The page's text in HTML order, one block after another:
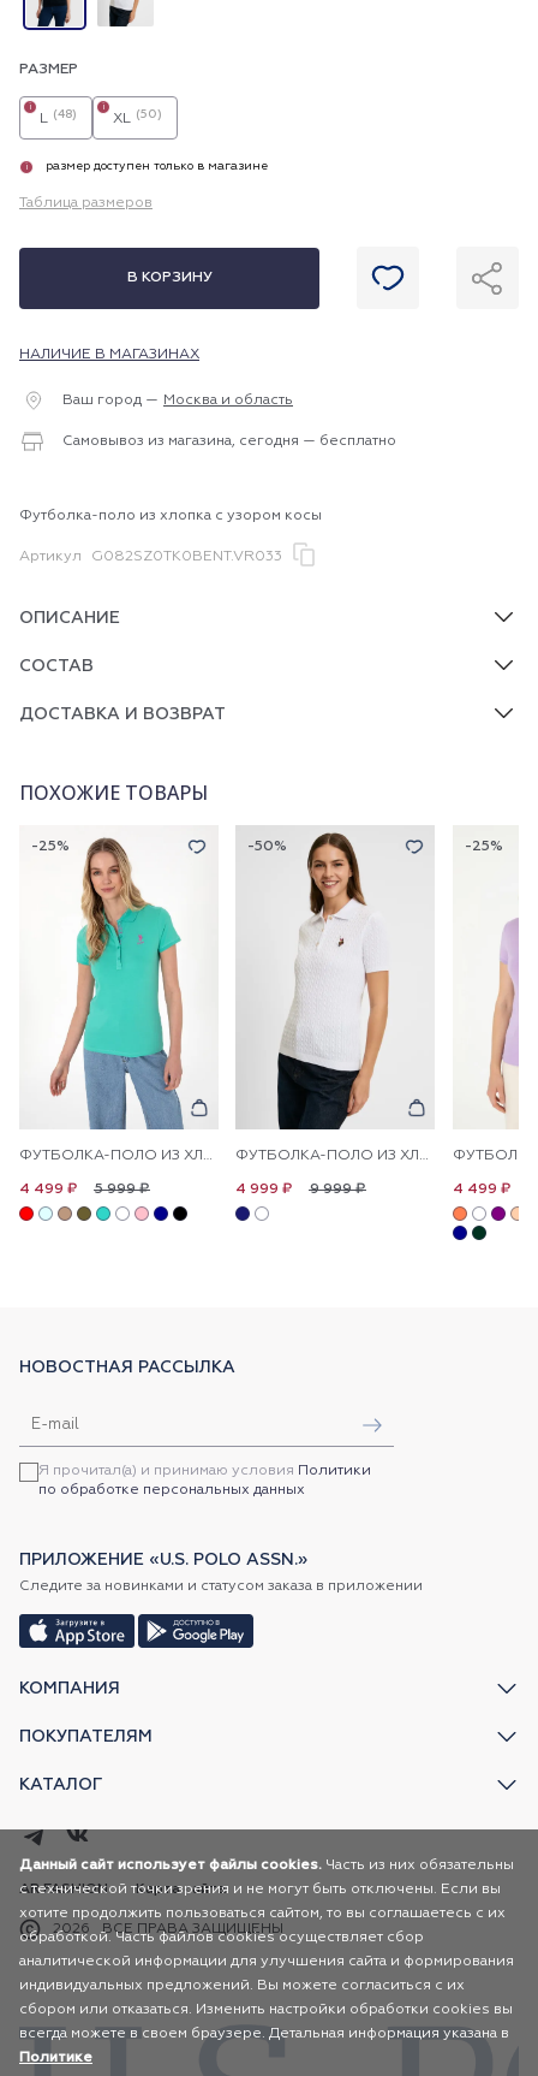
РАЗМЕР
L (48)
i
XL (50)
i
i размер доступен только в магазине
Таблица размеров
В КОРЗИНУ
НАЛИЧИЕ В МАГАЗИНАХ
Ваш город — Москва и область
Самовывоз из магазина, сегодня — бесплатно
Футболка-поло из хлопка с узором косы
Артикул G082SZ0TK0BENT.VR033
ОПИСАНИЕ
СОСТАВ
ДОСТАВКА И ВОЗВРАТ
ПОХОЖИЕ ТОВАРЫ
-25%
ФУТБОЛКА-ПОЛО ИЗ ХЛОПКА С ПРИНТОМ НА ПЛАНКЕ
5 999 ₽
4 499 ₽
-50%
ФУТБОЛКА-ПОЛО ИЗ ХЛОПКА С УЗОРОМ КОСЫ
9 999 ₽
4 999 ₽
-25%
4 499 ₽
КОМПАНИЯ
ПОКУПАТЕЛЯМ
КАТАЛОГ
НОВОСТНАЯ РАССЫЛКА
Я прочитал(а) и принимаю условия Политики
по обработке персональных данных
ПРИЛОЖЕНИЕ «U.S. POLO ASSN.»
Следите за новинками и статусом заказа в приложении
2026 ВСЕ ПРАВА ЗАЩИЩЕНЫ
AR FASHION Карта сайта
Данный сайт использует файлы cookies. Часть из них обязательны
с технической точки зрения и не могут быть отключены. Если вы
хотите продолжить пользоваться сайтом, то вы соглашаетесь с их
обработкой. Часть файлов cookies осуществляет сбор
аналитической информации для улучшения сайта и формирования
индивидуальных предложений. Вы можете согласиться с их
сбором или отказаться. Изменить настройки обработки cookies вы
всегда можете в своем браузере. Детальная информация указана в
Политике